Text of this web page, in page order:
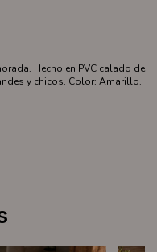
Hecho en PVC calado de
y chicos. Color: Amarillo.